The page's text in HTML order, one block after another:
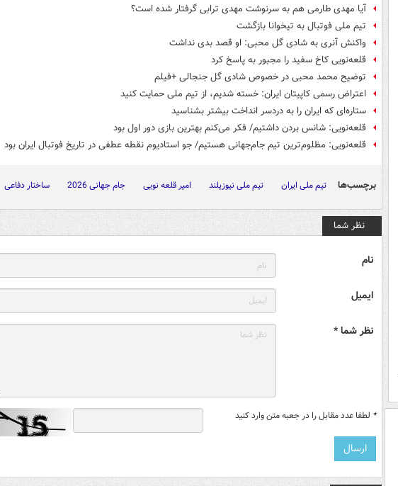
آیا مهدی طارمی هم به سرنوشت مهدی ترابی گرفتار شده است؟
تیم ملی فوتبال به تیخوانا بازگشت
واکنش آنری به شادی گل محبی: او قصد بدی نداشت
قلعه‌نویی کاخ سفید را مجبور به پاسخ کرد
توضیح محمد محبی در خصوص شادی گل جنجالی +فیلم
اعتراض رسمی کاپیتان ایران: خسته شدیم، از تیم ملی حمایت کنید
ستاره‌ای که ایران را به دردسر انداخت بیشتر بشناسید
قلعه‌نویی: شانس بردن داشتیم/ فکر می‌کنم بهترین بازی دور اول بود
قلعه‌نویی: مظلوم‌ترین تیم جام‌جهانی هستیم/ جو استادیوم نقطه عطفی در تاریخ فوتبال ایران بود
برچسب‌ها تیم ملی ایران تیم ملی نیوزیلند امیر قلعه نویی جام جهانی 2026 ساختار دفاعی
نظر شما
نام
ایمیل
نظر شما *
* لطفا عدد مقابل را در جعبه متن وارد کنید